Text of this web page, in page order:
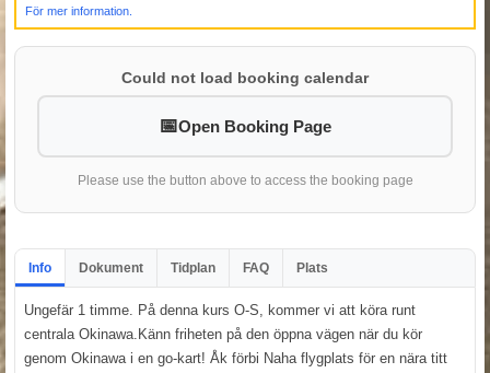
För mer information.
Could not load booking calendar
Open Booking Page
Please use the button above to access the booking page
Info Dokument Tidplan FAQ Plats
Ungefär 1 timme. På denna kurs O-S, kommer vi att köra runt
centrala Okinawa.Känn friheten på den öppna vägen när du kör
genom Okinawa i en go-kart! Åk förbi Naha flygplats för en nära titt